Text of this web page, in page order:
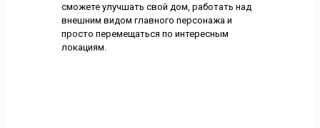
сможете улучшать свой дом, работать над
внешним видом главного персонажа и
просто перемещаться по интересным
локациям.